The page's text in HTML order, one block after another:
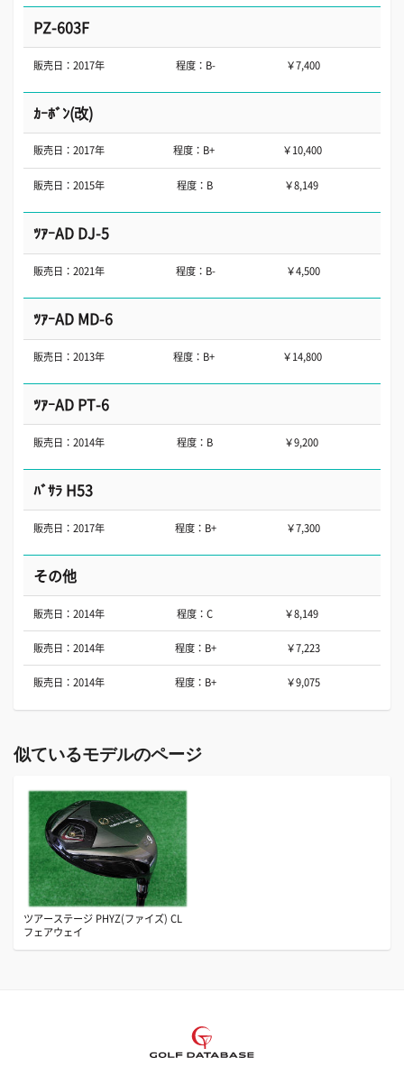
PZ-603F
販売日：2017年 程度：B- ￥7,400
ｶｰﾎﾞﾝ(改)
販売日：2017年 程度：B+ ￥10,400
販売日：2015年 程度：B ￥8,149
ﾂｱｰAD DJ-5
販売日：2021年 程度：B- ￥4,500
ﾂｱｰAD MD-6
販売日：2013年 程度：B+ ￥14,800
ﾂｱｰAD PT-6
販売日：2014年 程度：B ￥9,200
ﾊﾞｻﾗ H53
販売日：2017年 程度：B+ ￥7,300
その他
販売日：2014年 程度：C ￥8,149
販売日：2014年 程度：B+ ￥7,223
販売日：2014年 程度：B+ ￥9,075
似ているモデルのページ
ツアーステージ PHYZ(ファイズ) CL
フェアウェイ